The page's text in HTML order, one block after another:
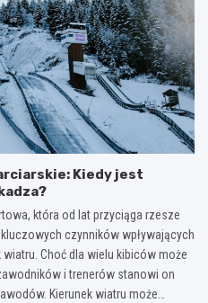
Kiedy jest
która od lat przyciąga rzesze
czynników wpływających
Choć dla wielu kibiców może
i trenerów stanowi on
Kierunek wiatru może…